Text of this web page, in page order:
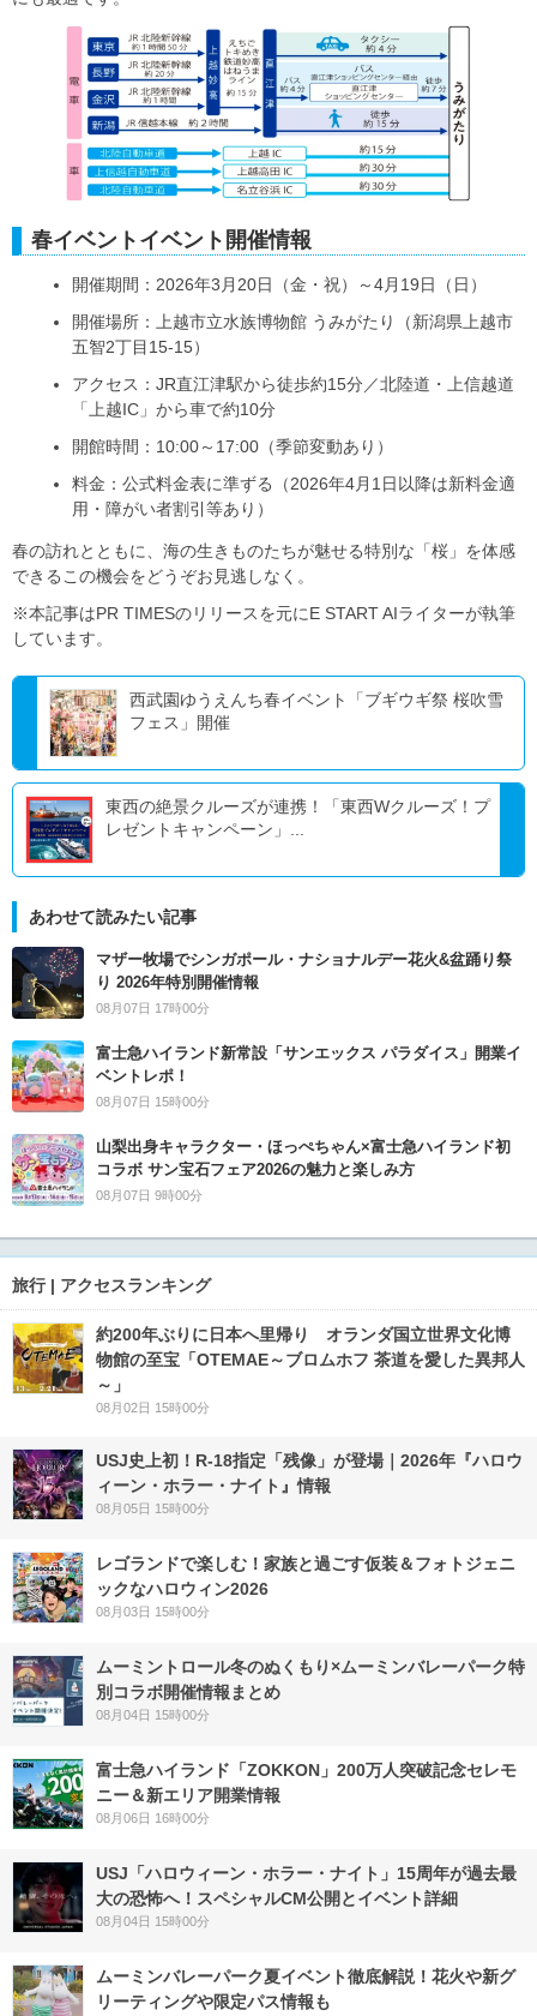
春イベントイベント開催情報
開催期間：2026年3月20日（金・祝）～4月19日（日）
開催場所：上越市立水族博物館 うみがたり（新潟県上越市
五智2丁目15-15）
アクセス：JR直江津駅から徒歩約15分／北陸道・上信越道
「上越IC」から車で約10分
開館時間：10:00～17:00（季節変動あり）
料金：公式料金表に準ずる（2026年4月1日以降は新料金適
用・障がい者割引等あり）
春の訪れとともに、海の生きものたちが魅せる特別な「桜」を体感
できるこの機会をどうぞお見逃しなく。
※本記事はPR TIMESのリリースを元にE START AIライターが執筆
しています。
西武園ゆうえんち春イベント「ブギウギ祭 桜吹雪
フェス」開催
東西の絶景クルーズが連携！「東西Wクルーズ！プ
レゼントキャンペーン」...
あわせて読みたい記事
マザー牧場でシンガポール・ナショナルデー花火&盆踊り祭
り 2026年特別開催情報
08月07日 17時00分
富士急ハイランド新常設「サンエックス パラダイス」開業イ
ベントレポ！
08月07日 15時00分
山梨出身キャラクター・ほっぺちゃん×富士急ハイランド初
コラボ サン宝石フェア2026の魅力と楽しみ方
08月07日 9時00分
旅行 | アクセスランキング
約200年ぶりに日本へ里帰り オランダ国立世界文化博
物館の至宝「OTEMAE～ブロムホフ 茶道を愛した異邦人
～」
08月02日 15時00分
USJ史上初！R-18指定「残像」が登場｜2026年『ハロウ
ィーン・ホラー・ナイト』情報
08月05日 15時00分
レゴランドで楽しむ！家族と過ごす仮装＆フォトジェニ
ックなハロウィン2026
08月03日 15時00分
ムーミントロール冬のぬくもり×ムーミンバレーパーク特
別コラボ開催情報まとめ
08月04日 15時00分
富士急ハイランド「ZOKKON」200万人突破記念セレモ
ニー＆新エリア開業情報
08月06日 16時00分
USJ「ハロウィーン・ホラー・ナイト」15周年が過去最
大の恐怖へ！スペシャルCM公開とイベント詳細
08月04日 15時00分
ムーミンバレーパーク夏イベント徹底解説！花火や新グ
リーティングや限定パス情報も